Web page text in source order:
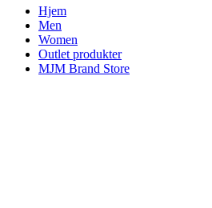
Hjem
Men
Women
Outlet produkter
MJM Brand Store